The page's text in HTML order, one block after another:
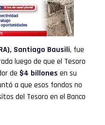
, Santiago Bausili, fue
luego de que el Tesoro
de $4 billones en su
a que esos fondos no
del Tesoro en el Banco